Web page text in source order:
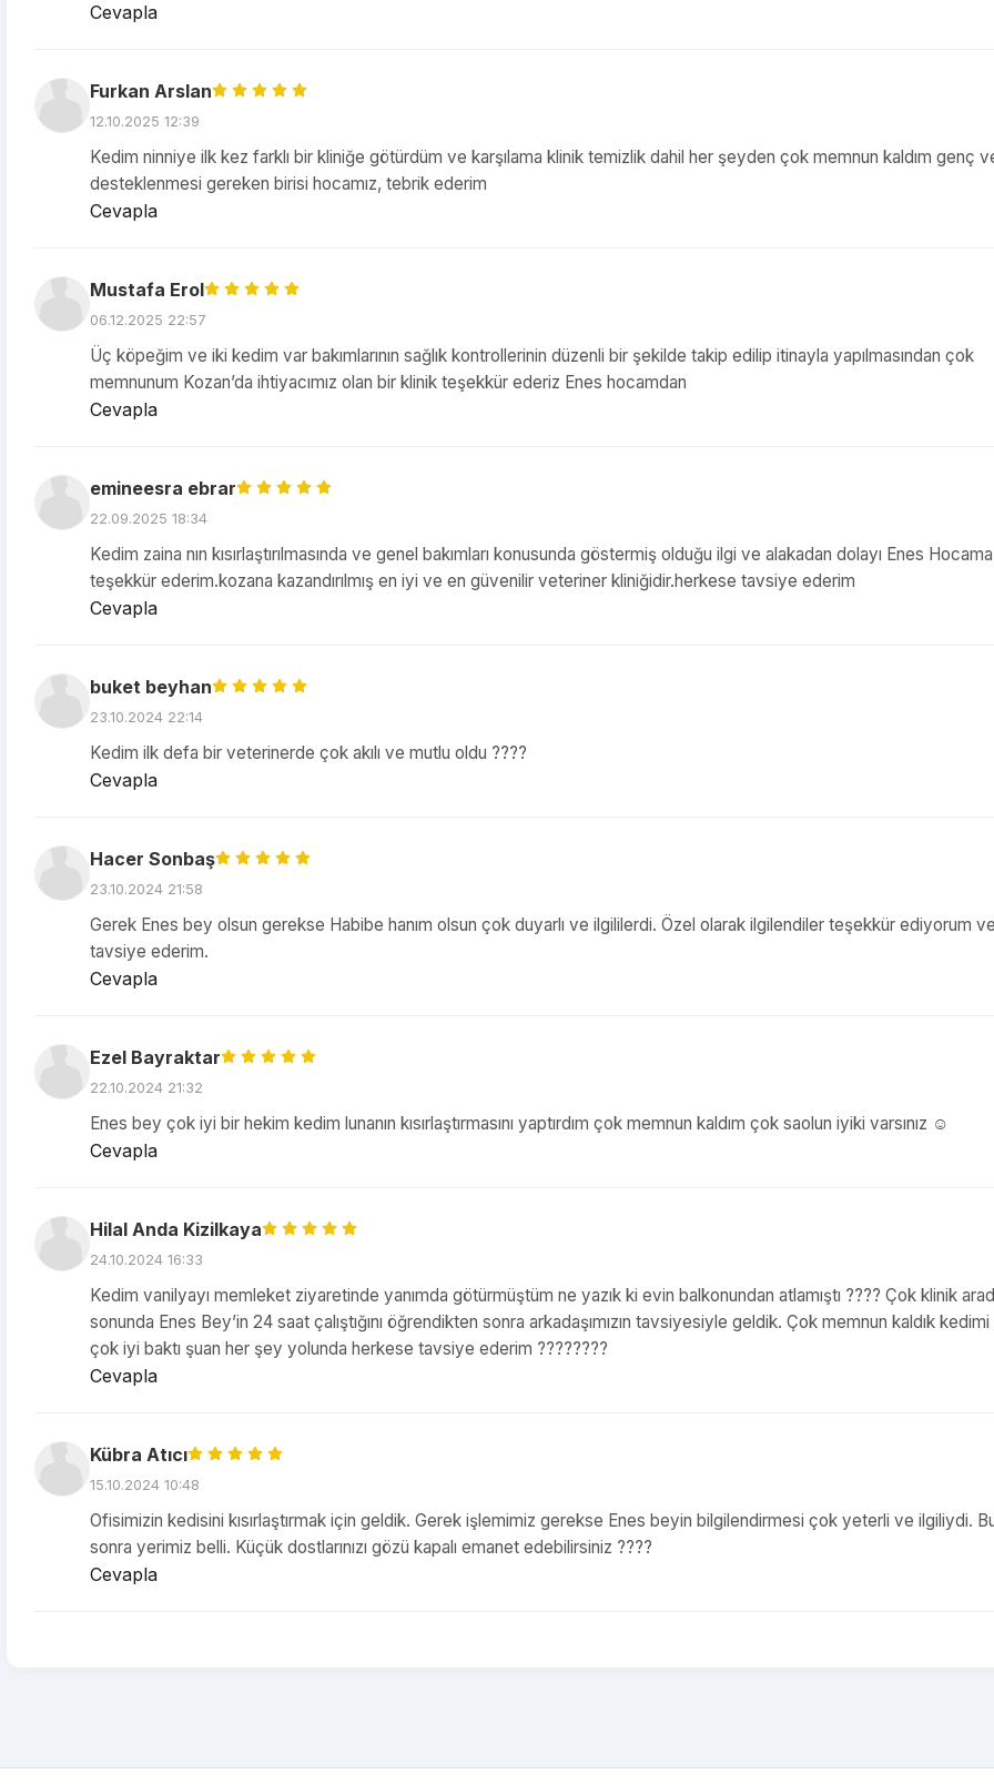
Cevapla
Furkan Arslan
12.10.2025 12:39
Kedim ninniye ilk kez farklı bir kliniğe götürdüm ve karşılama klinik temizlik dahil her şeyden çok memnun kaldım genç
desteklenmesi gereken birisi hocamız, tebrik ederim
Cevapla
Mustafa Erol
06.12.2025 22:57
Üç köpeğim ve iki kedim var bakımlarının sağlık kontrollerinin düzenli bir şekilde takip edilip itinayla yapılmasından çok
memnunum Kozan’da ihtiyacımız olan bir klinik teşekkür ederiz Enes hocamdan
Cevapla
emineesra ebrar
22.09.2025 18:34
Kedim zaina nın kısırlaştırılmasında ve genel bakımları konusunda göstermiş olduğu ilgi ve alakadan dolayı Enes
teşekkür ederim.kozana kazandırılmış en iyi ve en güvenilir veteriner kliniğidir.herkese tavsiye ederim
Cevapla
buket beyhan
23.10.2024 22:14
Kedim ilk defa bir veterinerde çok akılı ve mutlu oldu ????
Cevapla
Hacer Sonbaş
23.10.2024 21:58
Gerek Enes bey olsun gerekse Habibe hanım olsun çok duyarlı ve ilgililerdi. Özel olarak ilgilendiler teşekkür ediyorum
tavsiye ederim.
Cevapla
Ezel Bayraktar
22.10.2024 21:32
Enes bey çok iyi bir hekim kedim lunanın kısırlaştırmasını yaptırdım çok memnun kaldım çok saolun iyiki varsınız ☺
Cevapla
Hilal Anda Kizilkaya
24.10.2024 16:33
Kedim vanilyayı memleket ziyaretinde yanımda götürmüştüm ne yazık ki evin balkonundan atlamıştı ???? Çok klinik
sonunda Enes Bey’in 24 saat çalıştığını öğrendikten sonra arkadaşımızın tavsiyesiyle geldik. Çok memnun kaldık
çok iyi baktı şuan her şey yolunda herkese tavsiye ederim ????????
Cevapla
Kübra Atıcı
15.10.2024 10:48
Ofisimizin kedisini kısırlaştırmak için geldik. Gerek işlemimiz gerekse Enes beyin bilgilendirmesi çok yeterli ve ilgiliydi.
sonra yerimiz belli. Küçük dostlarınızı gözü kapalı emanet edebilirsiniz ????
Cevapla